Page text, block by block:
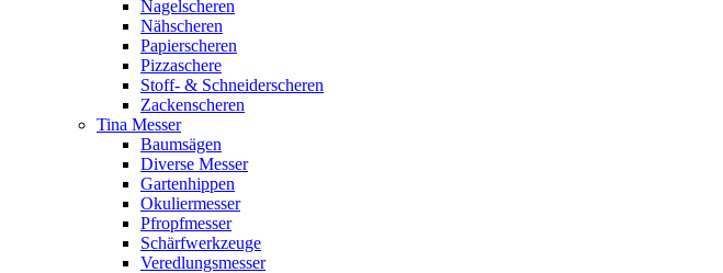
Nagelscheren
Nähscheren
Papierscheren
Pizzaschere
Stoff- & Schneiderscheren
Zackenscheren
Tina Messer
Baumsägen
Diverse Messer
Gartenhippen
Okuliermesser
Pfropfmesser
Schärfwerkzeuge
Veredlungsmesser